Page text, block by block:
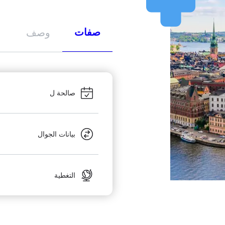
صفات وصف
صالحة ل
بيانات الجوال
التغطية